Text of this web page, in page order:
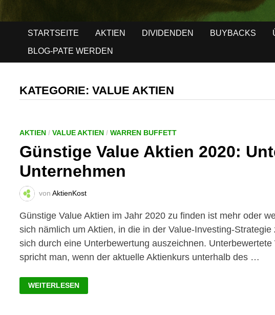
STARTSEITE AKTIEN DIVIDENDEN BUYBACKS
BLOG-PATE WERDEN
KATEGORIE:VALUE AKTIEN
AKTIEN /VALUE AKTIEN /WARREN BUFFETT
Günstige Value Aktien 2020:
Unternehmen
vonAktienKost
Günstige Value Aktien im Jahr 2020 zu finden ist mehr oder
sich nämlich um Aktien, in die in der Value-Investing-
sich durch eine Unterbewertung auszeichnen.
spricht man, wenn der aktuelle Aktienkurs unterhalb des …
GÜNSTIGE
VALUE
AKTIEN
WEITERLESEN